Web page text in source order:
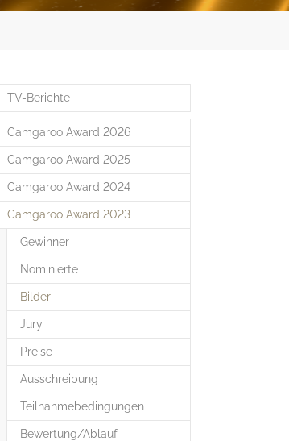
TV-Berichte
Camgaroo Award 2026
Camgaroo Award 2025
Camgaroo Award 2024
Camgaroo Award 2023
Gewinner
Nominierte
Bilder(current)
Jury
Preise
Ausschreibung
Teilnahmebedingungen
Bewertung/Ablauf